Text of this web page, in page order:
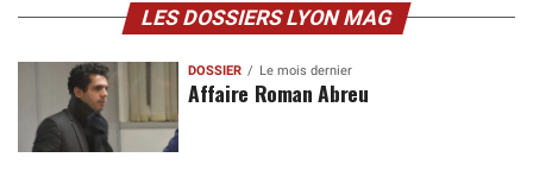
LES DOSSIERS LYON MAG
DOSSIER Le mois dernier
Affaire Roman Abreu